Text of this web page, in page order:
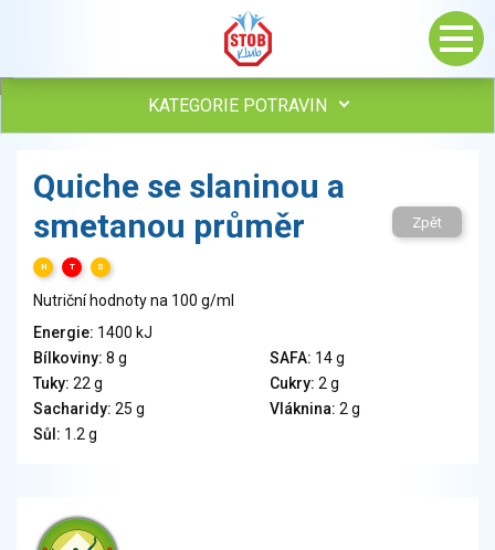
KATEGORIE POTRAVIN
Vejce
Mléko
Sýry
Veganské a vegetariánské výrobky
Tuky
Obiloviny, mouka, cereální výrobky
Chléb, pečivo, křehké chleby, pufované výrobky
Přílohy
Brambory, luštěniny, houby
Quiche se slaninou a
smetanou průměr
H T S
Zpět
Nutriční hodnoty na 100 g/ml
Energie: 1400 kJ
Bílkoviny: 8 g SAFA: 14 g
Tuky: 22 g Cukry: 2 g
Sacharidy: 25 g Vláknina: 2 g
Sůl: 1.2 g